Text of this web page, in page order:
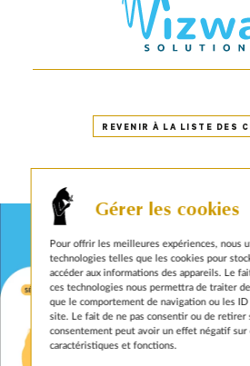
Gérer les cookies
Pour offrir les meilleures expériences, nous
technologies telles que les cookies pour
accéder aux informations des appareils. Le
ces technologies nous permettra de traiter
que le comportement de navigation ou les ID
site. Le fait de ne pas consentir ou de retirer
consentement peut avoir un effet négatif sur
caractéristiques et fonctions.
REVENIR À LA LISTE DES